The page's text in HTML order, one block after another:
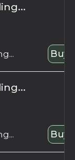
Buy
Buy